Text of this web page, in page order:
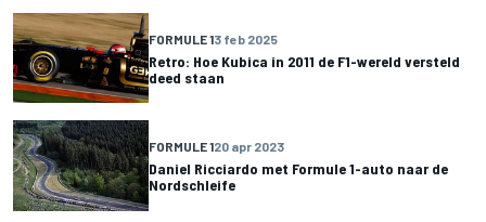
FORMULE 13 feb 2025
Retro: Hoe Kubica in 2011 de F1-wereld versteld
deed staan
FORMULE 120 apr 2023
Daniel Ricciardo met Formule 1-auto naar de
Nordschleife